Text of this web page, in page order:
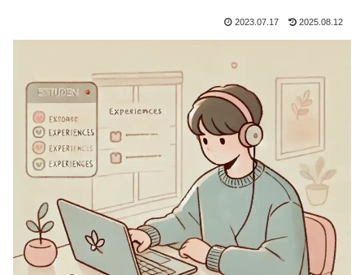
2023.07.17 2025.08.12